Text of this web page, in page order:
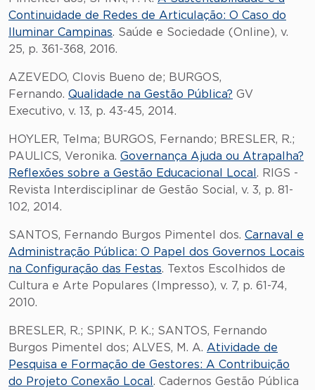
Continuidade de Redes de Articulação: O Caso do
Iluminar Campinas. Saúde e Sociedade (Online), v.
25, p. 361-368, 2016.
AZEVEDO, Clovis Bueno de; BURGOS,
Fernando. Qualidade na Gestão Pública? GV
Executivo, v. 13, p. 43-45, 2014.
HOYLER, Telma; BURGOS, Fernando; BRESLER, R.;
PAULICS, Veronika. Governança Ajuda ou Atrapalha?
Reflexões sobre a Gestão Educacional Local . RIGS -
Revista Interdisciplinar de Gestão Social, v. 3, p. 81-
102, 2014.
SANTOS, Fernando Burgos Pimentel dos. Carnaval e
Administração Pública: O Papel dos Governos Locais
na Configuração das Festas. Textos Escolhidos de
Cultura e Arte Populares (Impresso), v. 7, p. 61-74,
2010.
BRESLER, R.; SPINK, P. K.; SANTOS, Fernando
Burgos Pimentel dos; ALVES, M. A. Atividade de
Pesquisa e Formação de Gestores: A Contribuição
do Projeto Conexão Local . Cadernos Gestão Pública